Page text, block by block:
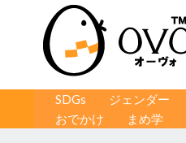
コンテンツへ移動
SDGs ジェンダー
おでかけ
まめ学